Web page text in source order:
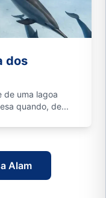
dos
de uma lagoa
quando, de...
Alam